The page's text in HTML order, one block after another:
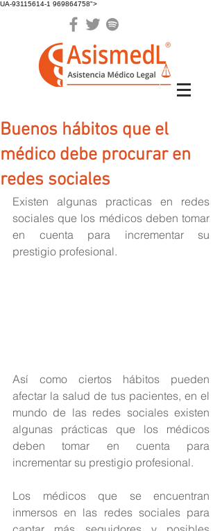
UA-93115614-1 969864758">
Buenos hábitos que el
médico debe procurar en
redes sociales
Existen algunas practicas en redes
sociales que los médicos deben tomar
en cuenta para incrementar su
prestigio profesional.
Así como ciertos hábitos pueden
afectar la salud de tus pacientes, en el
mundo de las redes sociales existen
algunas prácticas que los médicos
deben tomar en cuenta para
incrementar su prestigio profesional.
Los médicos que se encuentran
inmersos en las redes sociales para